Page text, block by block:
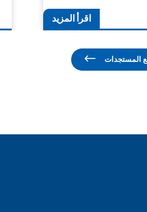
اقرأ المزيد
المستجدات